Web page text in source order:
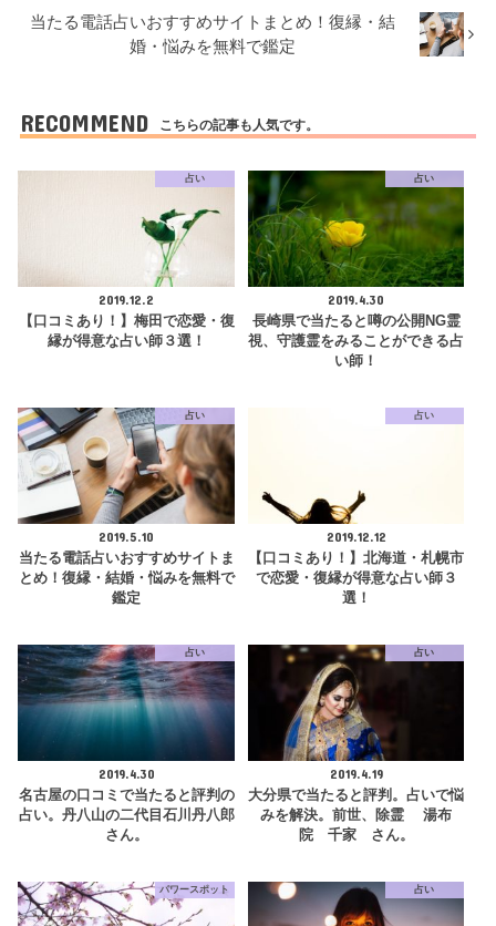
当たる電話占いおすすめサイトまとめ！復縁・結
婚・悩みを無料で鑑定
RECOMMEND こちらの記事も人気です。
占い
2019.12.2
【口コミあり！】梅田で恋愛・復
縁が得意な占い師３選！
占い
2019.4.30
長崎県で当たると噂の公開NG霊
視、守護霊をみることができる占
い師！
占い
2019.5.10
当たる電話占いおすすめサイトま
とめ！復縁・結婚・悩みを無料で
鑑定
占い
2019.12.12
【口コミあり！】北海道・札幌市
で恋愛・復縁が得意な占い師３
選！
占い
2019.4.30
名古屋の口コミで当たると評判の
占い。丹八山の二代目石川丹八郎
さん。
占い
2019.4.19
大分県で当たると評判。占いで悩
みを解決。前世、除霊 湯布
院 千家 さん。
パワースポット 占い